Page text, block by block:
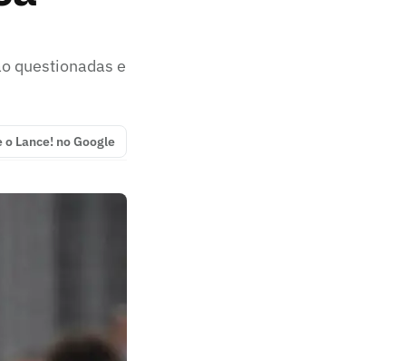
questionadas e
o Lance! no Google